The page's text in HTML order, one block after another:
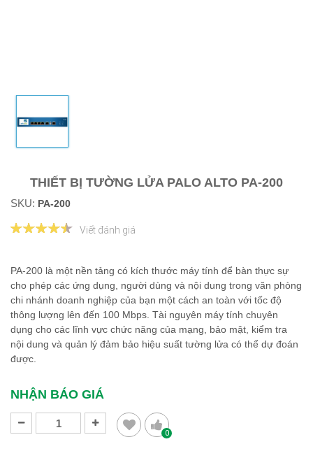
THIẾT BỊ TƯỜNG LỬA PALO ALTO PA-200
SKU: PA-200
Viết đánh giá
PA-200 là một nền tảng có kích thước máy tính để bàn thực sự
cho phép các ứng dụng, người dùng và nội dung trong văn phòng
chi nhánh doanh nghiệp của bạn một cách an toàn với tốc độ
thông lượng lên đến 100 Mbps. Tài nguyên máy tính chuyên
dụng cho các lĩnh vực chức năng của mạng, bảo mật, kiểm tra
nội dung và quản lý đảm bảo hiệu suất tường lửa có thể dự đoán
được.
NHẬN BÁO GIÁ
0